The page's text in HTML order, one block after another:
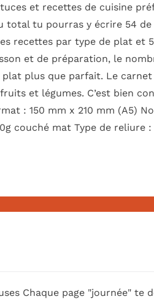
et recettes de cuisine
total tu pourras y écrire 54 de
recettes par type de plat et
et de préparation, le
plus que parfait. Le
et légumes. C’est bien
: 150 mm x 210 mm (A5)
couché mat Type de reliure
Chaque page "journée" te